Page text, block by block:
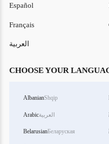
Español
Français
العربية
CHOOSE YOUR
AlbanianShqip
Arabicالعربية
BelarusianБеларуская